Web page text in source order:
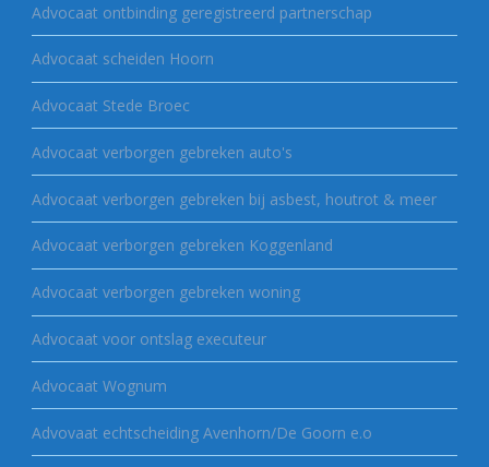
Advocaat ontbinding geregistreerd partnerschap
Advocaat scheiden Hoorn
Advocaat Stede Broec
Advocaat verborgen gebreken auto's
Advocaat verborgen gebreken bij asbest, houtrot & meer
Advocaat verborgen gebreken Koggenland
Advocaat verborgen gebreken woning
Advocaat voor ontslag executeur
Advocaat Wognum
Advovaat echtscheiding Avenhorn/De Goorn e.o